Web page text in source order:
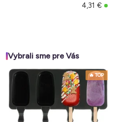
4,31 €
Vybrali sme pre Vás
🔥 TOP